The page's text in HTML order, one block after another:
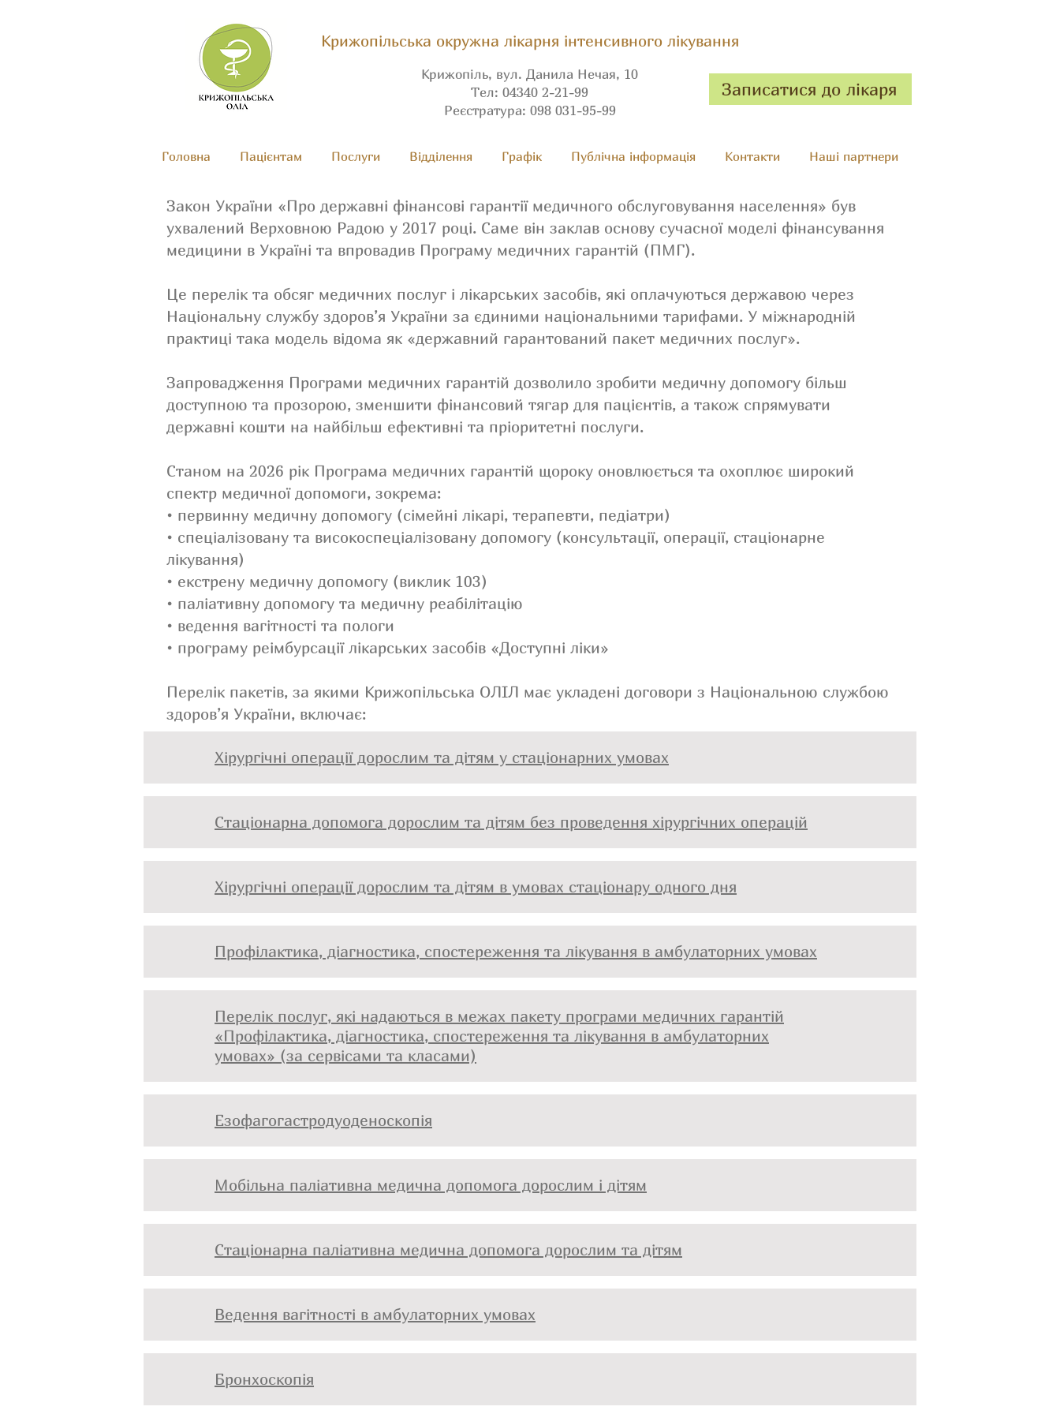
Крижопільська окружна лікарня інтенсивного лікування
Крижопіль, вул. Данила Нечая, 10
Тел: 04340 2-21-99
Реєстратура: 098 031-95-99
Записатися до лікаря
Головна Пацієнтам Послуги Вiдділення Графік Публічна інформація Контакти Наші партнери
Закон України «Про державні фінансові гарантії медичного обслуговування населення» був
ухвалений Верховною Радою у 2017 році. Саме він заклав основу сучасної моделі фінансування
медицини в Україні та впровадив Програму медичних гарантій (ПМГ).
Це перелік та обсяг медичних послуг і лікарських засобів, які оплачуються державою через
Національну службу здоров’я України за єдиними національними тарифами. У міжнародній
практиці така модель відома як «державний гарантований пакет медичних послуг».
Запровадження Програми медичних гарантій дозволило зробити медичну допомогу більш
доступною та прозорою, зменшити фінансовий тягар для пацієнтів, а також спрямувати
державні кошти на найбільш ефективні та пріоритетні послуги.
Станом на 2026 рік Програма медичних гарантій щороку оновлюється та охоплює широкий
спектр медичної допомоги, зокрема:
• первинну медичну допомогу (сімейні лікарі, терапевти, педіатри)
• спеціалізовану та високоспеціалізовану допомогу (консультації, операції, стаціонарне
лікування)
• екстрену медичну допомогу (виклик 103)
• паліативну допомогу та медичну реабілітацію
• ведення вагітності та пологи
• програму реімбурсації лікарських засобів «Доступні ліки»
Перелік пакетів, за якими Крижопільська ОЛІЛ має укладені договори з Національною службою
здоров’я України, включає:
Хірургічні операції дорослим та дітям у стаціонарних умовах
Стаціонарна допомога дорослим та дітям без проведення хірургічних операцій
Хірургічні операції дорослим та дітям в умовах стаціонару одного дня
Профілактика, діагностика, спостереження та лікування в амбулаторних умовах
Перелік послуг, які надаються в межах пакету програми медичних гарантій
«Профілактика, діагностика, спостереження та лікування в амбулаторних
умовах» (за сервісами та класами)
Езофагогастродуоденоскопія
Мобільна паліативна медична допомога дорослим і дітям
Стаціонарна паліативна медична допомога дорослим та дітям
Ведення вагітності в амбулаторних умовах
Бронхоскопія